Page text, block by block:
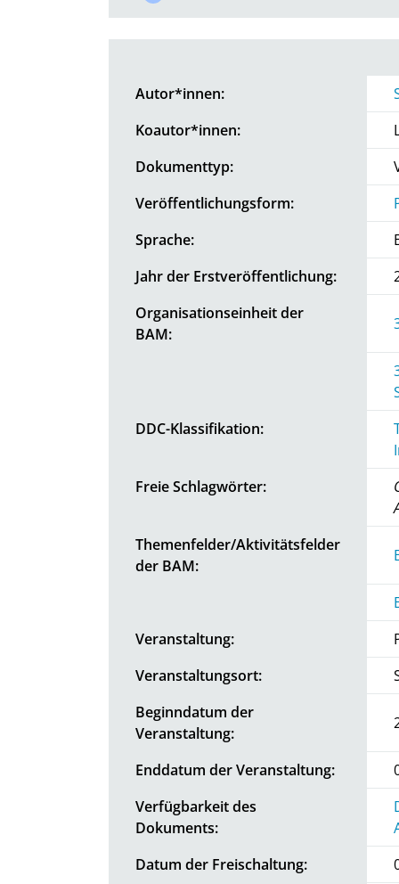
Autor*innen:
Koautor*innen:
Dokumenttyp:
Veröffentlichungsform:
Sprache:
Jahr der Erstveröffentlichung:
Organisationseinheit der
BAM:
DDC-Klassifikation:
Freie Schlagwörter:
Themenfelder/Aktivitätsfelder
der BAM:
Veranstaltung:
Veranstaltungsort:
Beginndatum der
Veranstaltung:
Enddatum der Veranstaltung:
Verfügbarkeit des
Dokuments:
Datum der Freischaltung: